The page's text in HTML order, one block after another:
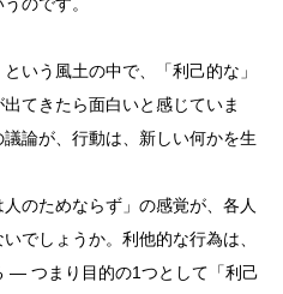
いう風土の中で、「利己的な」
てきたら面白いと感じていま
論が、行動は、新しい何かを生
のためならず」の感覚が、各人
でしょうか。利他的な行為は、
― つまり目的の1つとして「利己